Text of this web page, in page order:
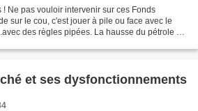
Ne pas vouloir intervenir sur ces Fonds
sur le cou, c'est jouer à pile ou face avec le
des règles pipées. La hausse du pétrole et
et ses dysfonctionnements